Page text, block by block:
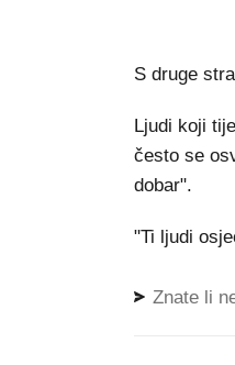
S druge
Ljudi koji
često se
dobar".
"Ti ljudi
Znate li